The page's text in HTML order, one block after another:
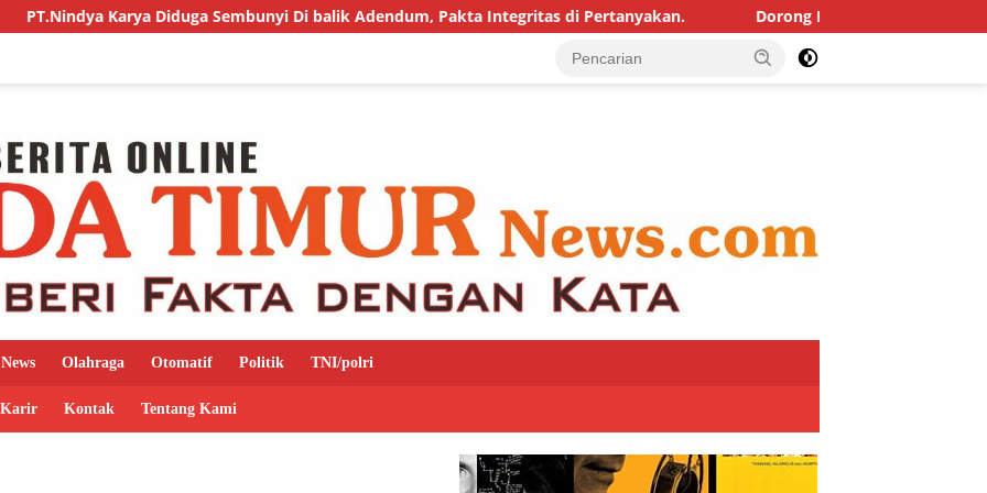
Diduga Sembunyi Di balik Adendum, Pakta Integritas di Pertanyakan. Dorong Inovasi dan Pelayanan publik,
News Olahraga Otomatif Politik TNI/polri
Karir Kontak Tentang Kami